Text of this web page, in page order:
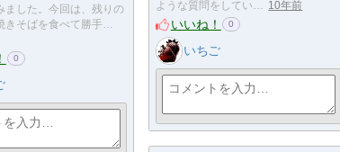
ような質問をしてい… 10年前
いいね！ 0
いちご
ました。今回は、残りの
きそばを食べて勝手…
0